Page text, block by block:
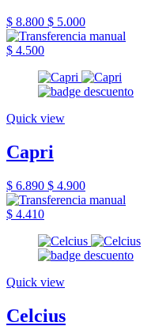
$ 8.800 $ 5.000
$ 4.500
Quick view
Capri
$ 6.890 $ 4.900
$ 4.410
Quick view
Celcius